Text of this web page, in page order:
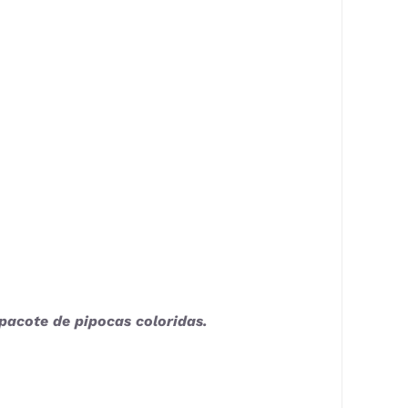
de pipocas coloridas.